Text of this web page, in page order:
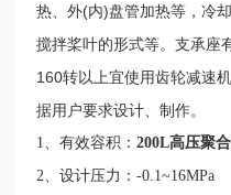
热、外(内)盘管加热等，冷
搅拌桨叶的形式等。支承座
160转以上宜使用齿轮减速
据用户要求设计、制作。
1、有效容积：200L高压聚
2、设计压力：-0.1~16MPa